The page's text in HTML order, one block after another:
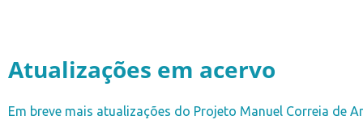
Atualizações em acervo
Em breve mais atualizações do Projeto Manuel Correia de